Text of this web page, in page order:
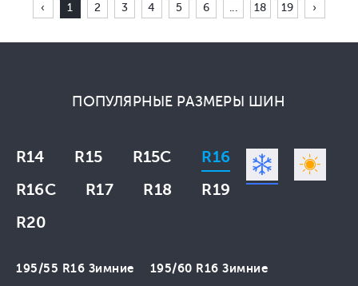
‹ 1 2 3 4 5 6 ... 18 19 ›
ПОПУЛЯРНЫЕ РАЗМЕРЫ ШИН
R14 R15 R15C
R16
R16C
R17 R18
R19
R20
195/55 R16 Зимние
195/60 R16 Зимние